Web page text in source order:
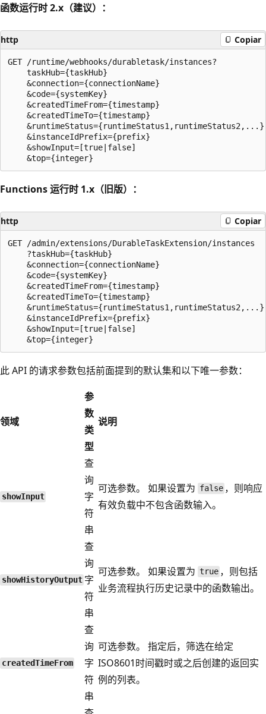
函数运行时 2.x（建议）：
http Copiar
GET /runtime/webhooks/durabletask/instances?
    taskHub={taskHub}
    &connection={connectionName}
    &code={systemKey}
    &createdTimeFrom={timestamp}
    &createdTimeTo={timestamp}
    &runtimeStatus={runtimeStatus1,runtimeStatus2,...}
    &instanceIdPrefix={prefix}
    &showInput=[true|false]
Functions 运行时 1.x（旧版）：
http Copiar
GET /admin/extensions/DurableTaskExtension/instances
    ?taskHub={taskHub}
    &connection={connectionName}
    &code={systemKey}
    &createdTimeFrom={timestamp}
    &createdTimeTo={timestamp}
    &runtimeStatus={runtimeStatus1,runtimeStatus2,...}
    &instanceIdPrefix={prefix}
    &showInput=[true|false]
此 API 的请求参数包括前面提到的默认集和以下唯一参数：
领域
参
数
类
型
说明
showInput
查
询
字
符
串
可选参数。 如果设置为 false ，则响应
有效负载中不包含函数输入。
showHistoryOutput
查
询
字
符
串
可选参数。 如果设置为 true ，则包括
业务流程执行历史记录中的函数输出。
createdTimeFrom
查
询
字
符
串
可选参数。 指定后，筛选在给定
ISO8601时间戳时或之后创建的返回实
例的列表。